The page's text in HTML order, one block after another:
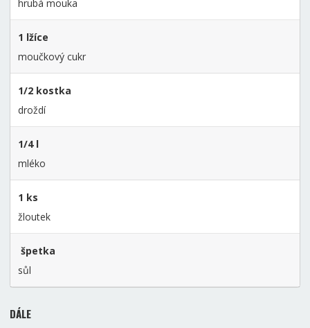
hrubá mouka
1 lžíce
moučkový cukr
1/2 kostka
droždí
1/4 l
mléko
1 ks
žloutek
špetka
sůl
DÁLE